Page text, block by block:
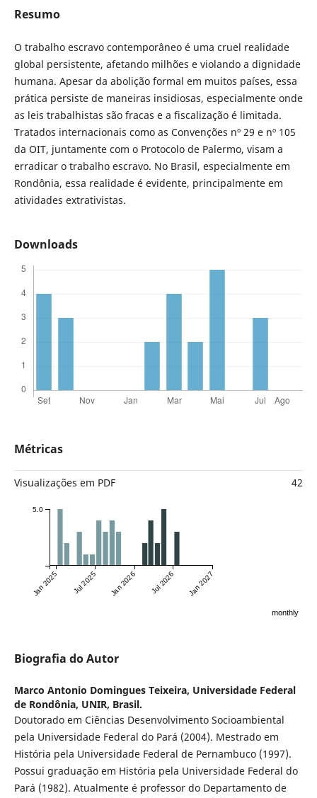
Resumo
O trabalho escravo contemporâneo é uma cruel realidade
global persistente, afetando milhões e violando a dignidade
humana. Apesar da abolição formal em muitos países, essa
prática persiste de maneiras insidiosas, especialmente onde
as leis trabalhistas são fracas e a fiscalização é limitada.
Tratados internacionais como as Convenções nº 29 e nº 105
da OIT, juntamente com o Protocolo de Palermo, visam a
erradicar o trabalho escravo. No Brasil, especialmente em
Rondônia, essa realidade é evidente, principalmente em
atividades extrativistas.
Downloads
Métricas
Visualizações em PDF 42
Jan 2025 Jul 2025 Jan 2026 Jul 2026 Jan 2027
5.0
monthly
Biografia do Autor
Marco Antonio Domingues Teixeira, Universidade Federal
de Rondônia, UNIR, Brasil.
Doutorado em Ciências Desenvolvimento Socioambiental
pela Universidade Federal do Pará (2004). Mestrado em
História pela Universidade Federal de Pernambuco (1997).
Possui graduação em História pela Universidade Federal do
Pará (1982). Atualmente é professor do Departamento de